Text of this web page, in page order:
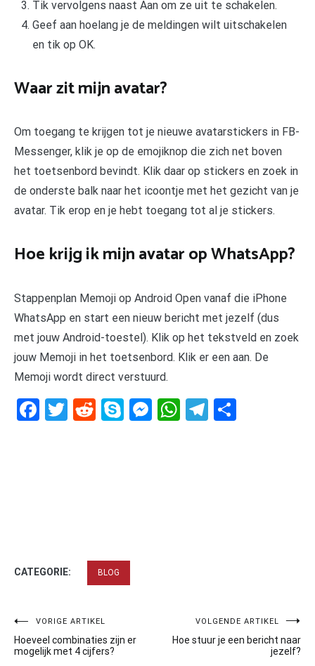
Tik vervolgens naast Aan om ze uit te schakelen.
Geef aan hoelang je de meldingen wilt uitschakelen
en tik op OK.
Waar zit mijn avatar?
Om toegang te krijgen tot je nieuwe avatarstickers in FB-
Messenger, klik je op de emojiknop die zich net boven
het toetsenbord bevindt. Klik daar op stickers en zoek in
de onderste balk naar het icoontje met het gezicht van je
avatar. Tik erop en je hebt toegang tot al je stickers.
Hoe krijg ik mijn avatar op WhatsApp?
Stappenplan Memoji op Android Open vanaf die iPhone
WhatsApp en start een nieuw bericht met jezelf (dus
met jouw Android-toestel). Klik op het tekstveld en zoek
jouw Memoji in het toetsenbord. Klik er een aan. De
Memoji wordt direct verstuurd.
Facebook
Twitter
RedditSkypeMessenger
WhatsApp
Telegram
CATEGORIE: BLOG
Bericht
navigatie
VORIGE ARTIKEL
Hoeveel combinaties zijn er
mogelijk met 4 cijfers?
VOLGENDE ARTIKEL
Hoe stuur je een bericht naar
jezelf?